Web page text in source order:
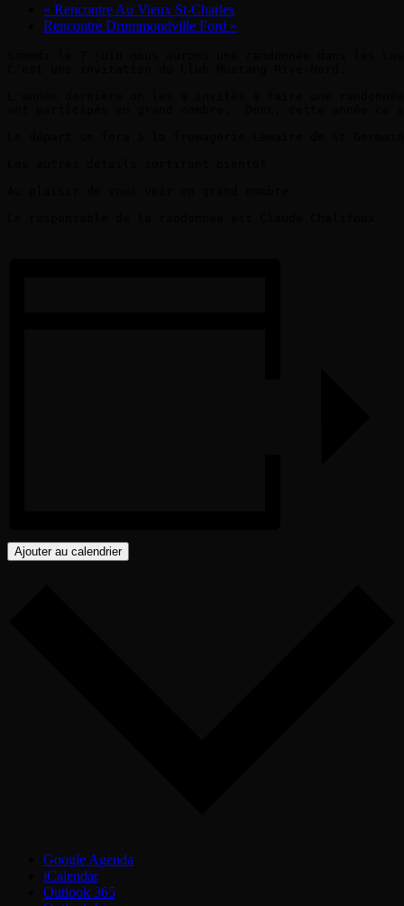
« Rencontre Au Vieux St-Charles
Rencontre Drummondville Ford »
Ajouter au calendrier
Google Agenda
iCalendar
Outlook 365